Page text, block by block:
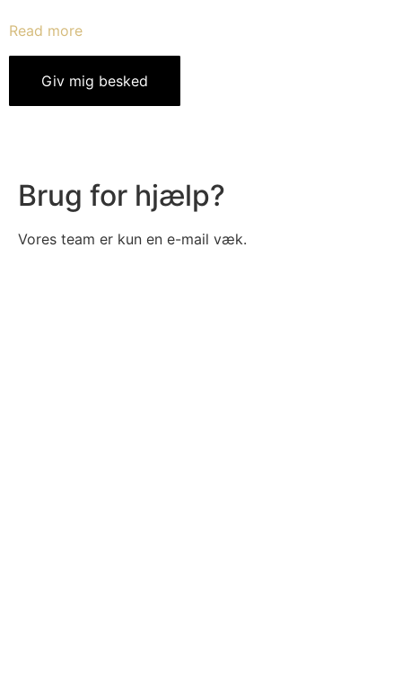
Read more
Giv mig besked
Brug for hjælp?
Vores team er kun en e-mail væk.